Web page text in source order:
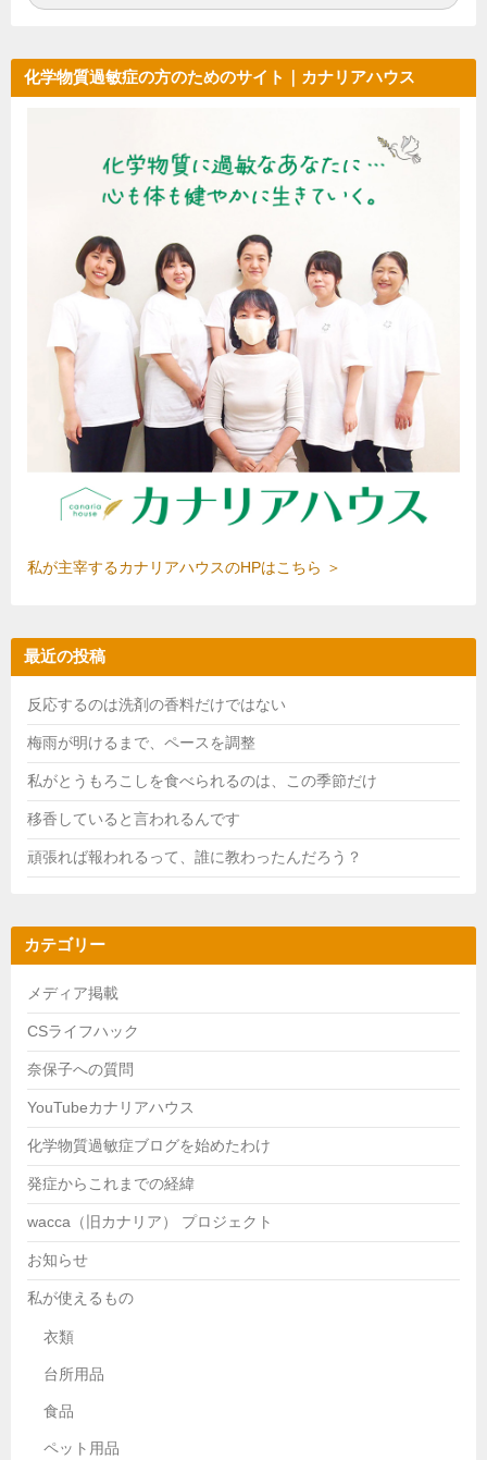
化学物質過敏症の方のためのサイト｜カナリアハウス
私が主宰するカナリアハウスのHPはこちら ＞
最近の投稿
反応するのは洗剤の香料だけではない
梅雨が明けるまで、ペースを調整
私がとうもろこしを食べられるのは、この季節だけ
移香していると言われるんです
頑張れば報われるって、誰に教わったんだろう？
カテゴリー
メディア掲載
CSライフハック
奈保子への質問
YouTubeカナリアハウス
化学物質過敏症ブログを始めたわけ
発症からこれまでの経緯
wacca（旧カナリア） プロジェクト
お知らせ
私が使えるもの
衣類
台所用品
食品
ペット用品